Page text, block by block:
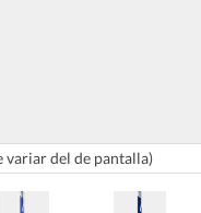
variar del de pantalla)